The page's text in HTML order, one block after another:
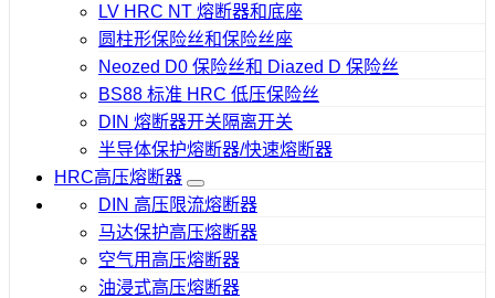
LV HRC NT 熔断器和底座
圆柱形保险丝和保险丝座
Neozed D0 保险丝和 Diazed D 保险丝
BS88 标准 HRC 低压保险丝
DIN 熔断器开关隔离开关
半导体保护熔断器/快速熔断器
HRC高压熔断器
DIN 高压限流熔断器
马达保护高压熔断器
空气用高压熔断器
油浸式高压熔断器